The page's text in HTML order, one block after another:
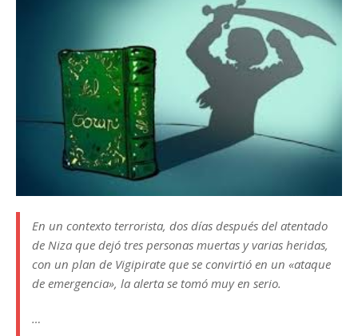
En un contexto terrorista, dos días después del atentado
de Niza que dejó tres personas muertas y varias heridas,
con un plan de Vigipirate que se convirtió en un «ataque
de emergencia», la alerta se tomó muy en serio.
…